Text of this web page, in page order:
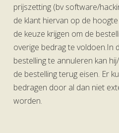
prijszetting (bv software/
de klant hiervan op de
de keuze krijgen om de
overige bedrag te voldoen.In
bestelling te annuleren kan
de bestelling terug eisen. Er
bedragen door al dan niet
worden.